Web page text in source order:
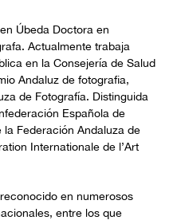
Úbeda Doctora en
Actualmente trabaja
en la Consejería de Salud
Andaluz de fotografia,
de Fotografía. Distinguida
Española de
Federación Andaluza de
Internationale de l’Art
en numerosos
entre los que